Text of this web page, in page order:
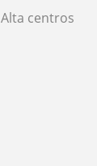
Alta centros